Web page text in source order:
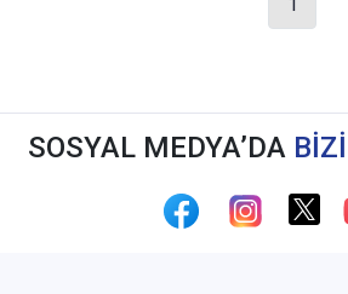
SOSYAL MEDYA’DA